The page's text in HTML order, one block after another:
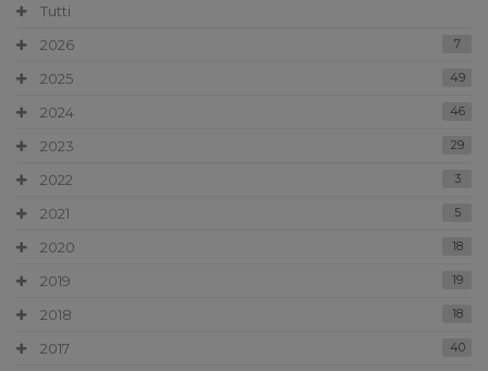
Tutti
2026
7
2025 49
2024 46
2023 29
2022 3
2021 5
2020 18
2019 19
2018 18
2017 40